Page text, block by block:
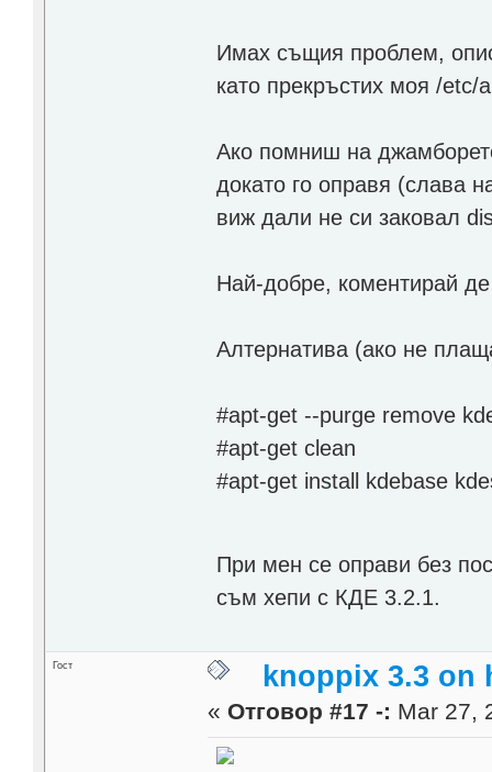
Имах същия проблем,
като прекръстих моя /
Ако помниш на
докато го оправя (слава
виж дали не си заковал
Най-добре, коментирай
Алтернатива (ако не
#apt-get --purge remove
#apt-get clean
#apt-get install kdebase
При мен се оправи без
съм хепи с КДЕ 3.2.1.
Гост knoppix 3.3 on
« Отговор #17 -: Mar 27,